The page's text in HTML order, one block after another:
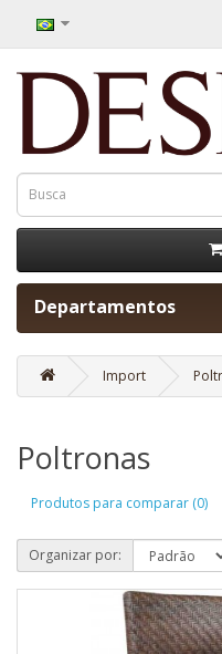
Departamentos
Import
Poltronas
Produtos para comparar (0)
Organizar por: